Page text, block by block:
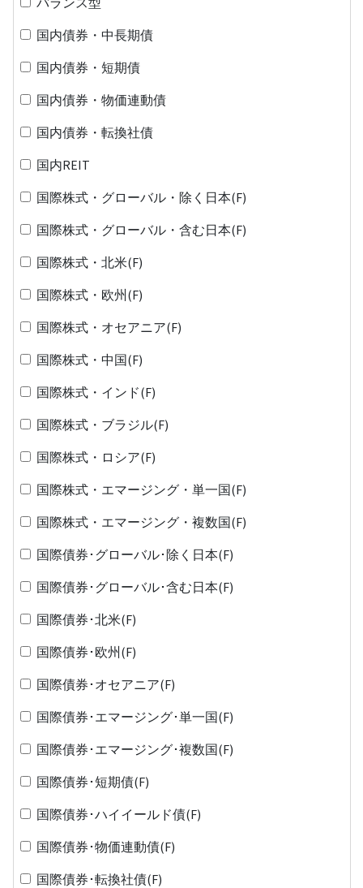
国内債券・中長期債
国内債券・短期債
国内債券・物価連動債
国内債券・転換社債
国内REIT
国際株式・グローバル・除く日本(F)
国際株式・グローバル・含む日本(F)
国際株式・北米(F)
国際株式・欧州(F)
国際株式・オセアニア(F)
国際株式・中国(F)
国際株式・インド(F)
国際株式・ブラジル(F)
国際株式・ロシア(F)
国際株式・エマージング・単一国(F)
国際株式・エマージング・複数国(F)
国際債券･グローバル･除く日本(F)
国際債券･グローバル･含む日本(F)
国際債券･北米(F)
国際債券･欧州(F)
国際債券･オセアニア(F)
国際債券･エマージング･単一国(F)
国際債券･エマージング･複数国(F)
国際債券･短期債(F)
国際債券･ハイイールド債(F)
国際債券･物価連動債(F)
国際債券･転換社債(F)